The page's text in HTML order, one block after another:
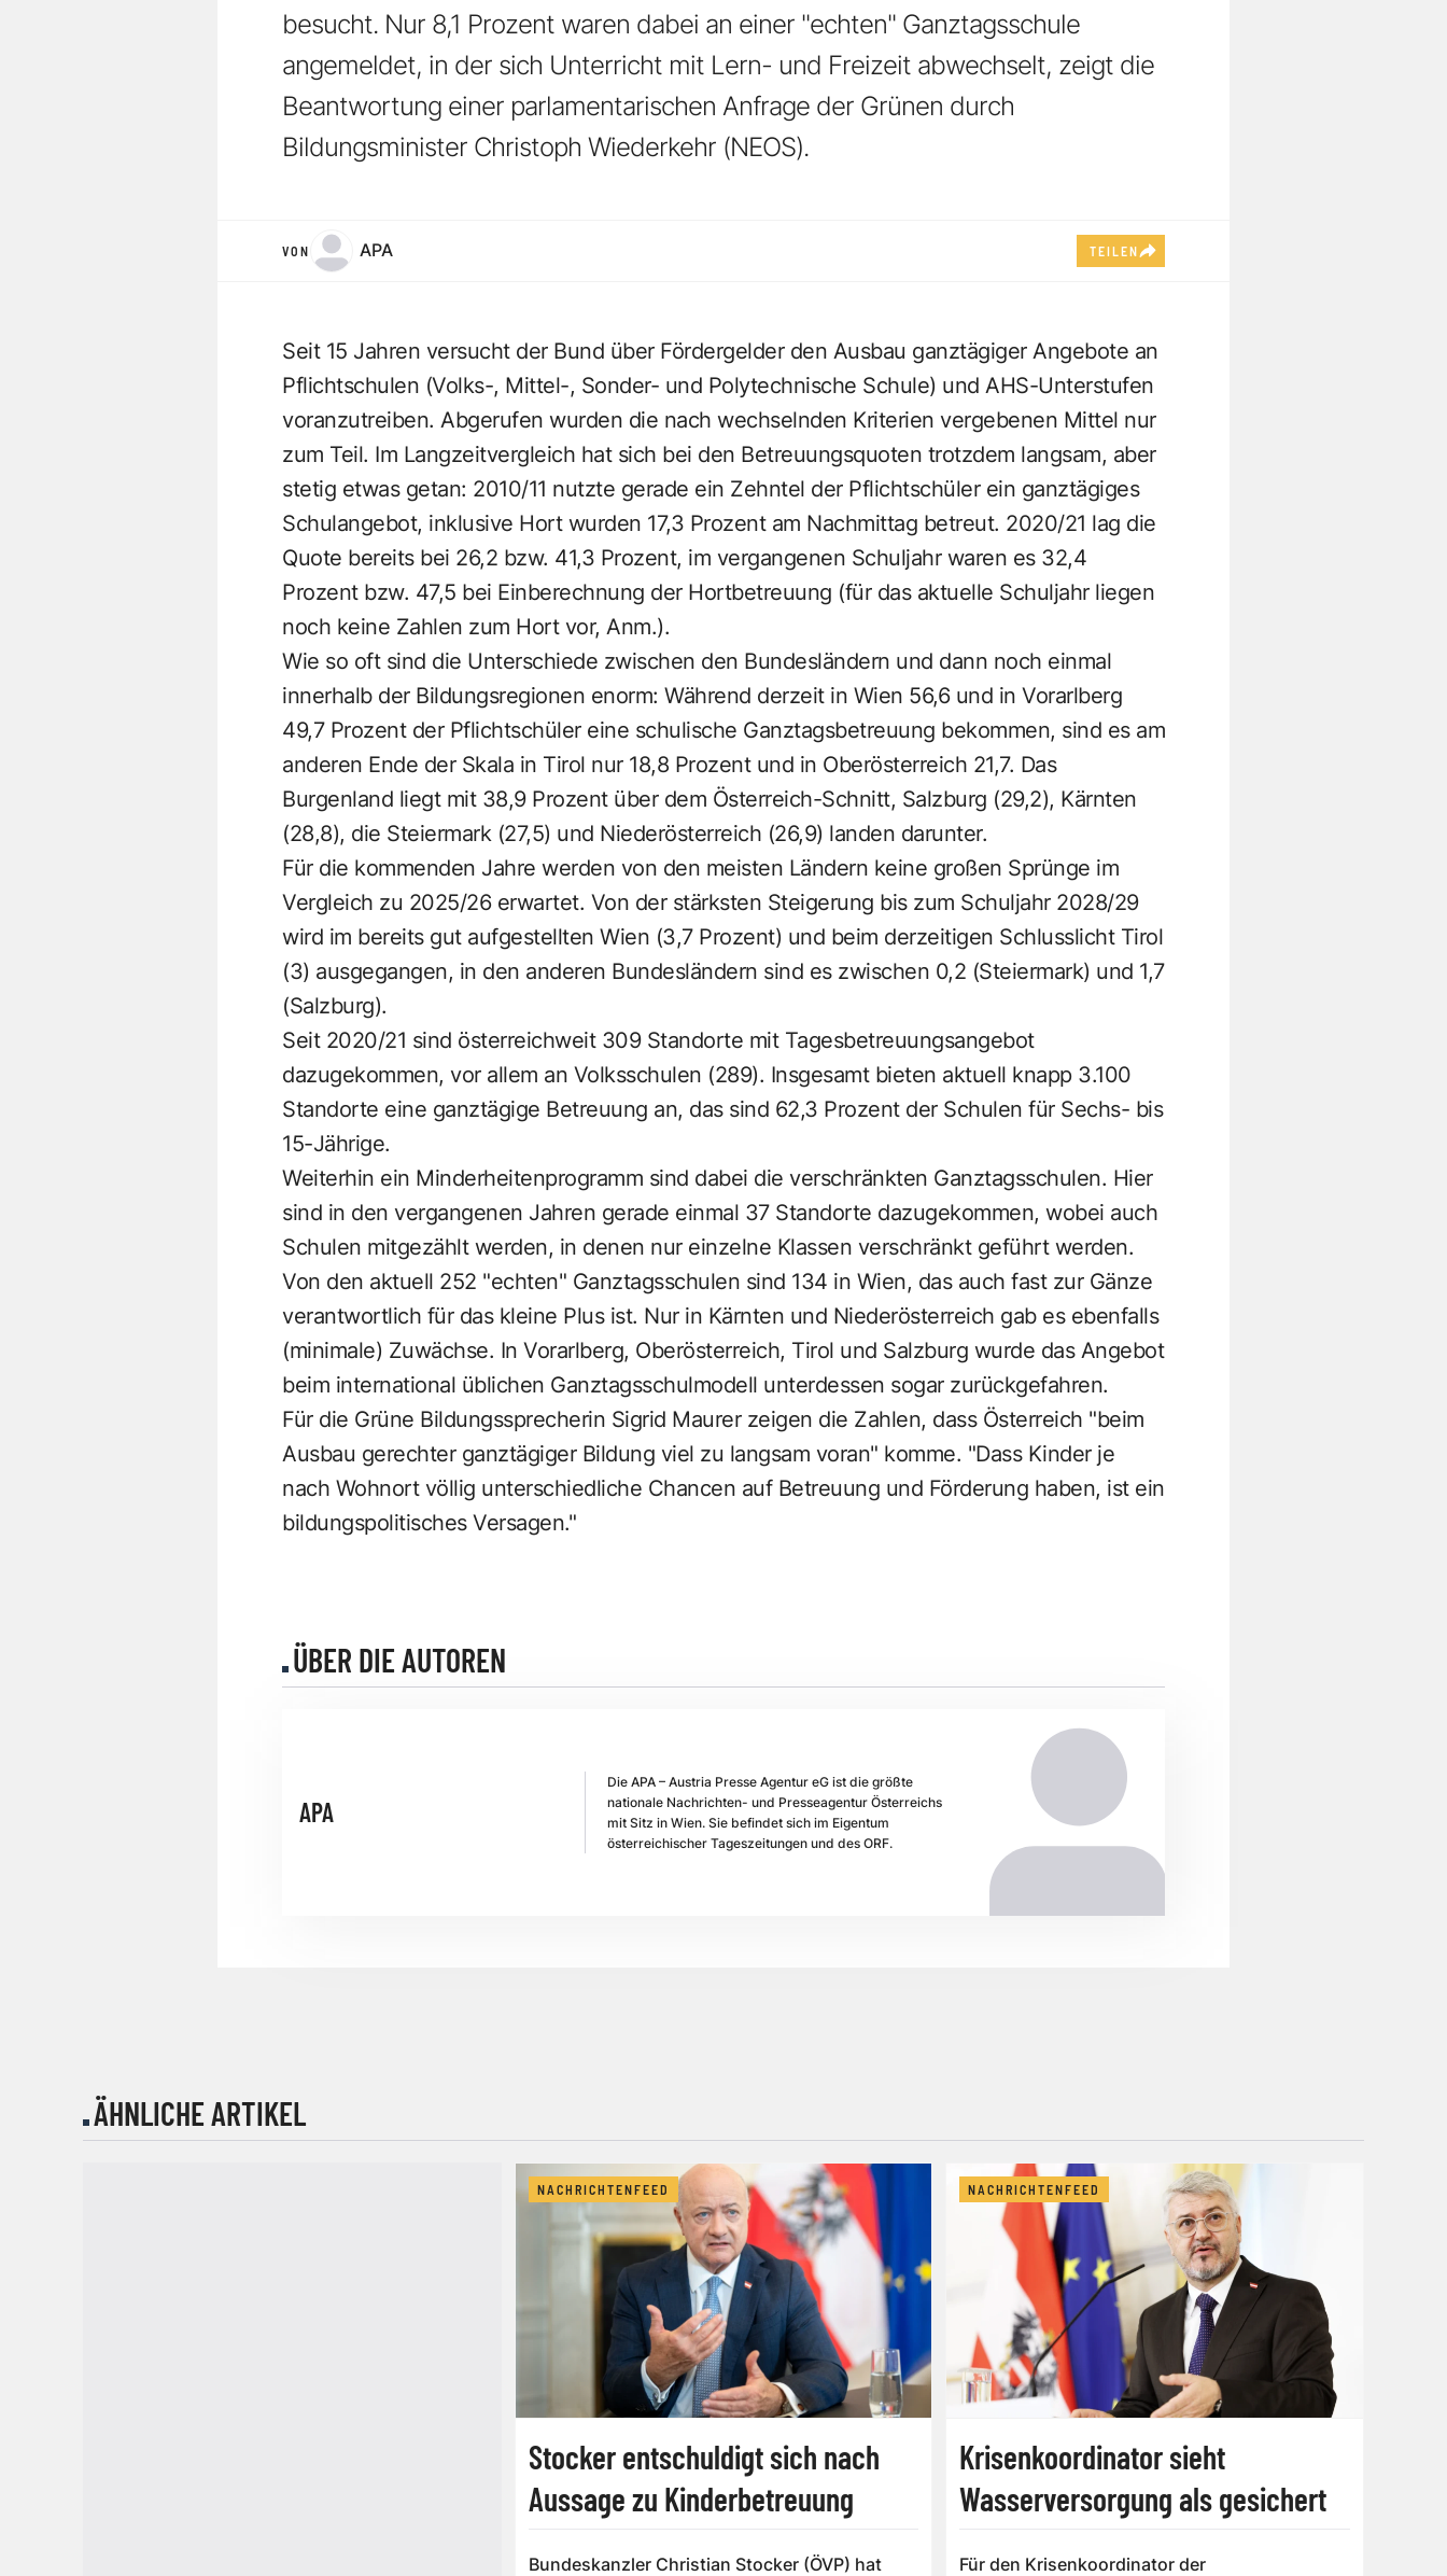
besucht. Nur 8,1 Prozent waren dabei an einer "echten" Ganztagsschule
angemeldet, in der sich Unterricht mit Lern- und Freizeit abwechselt, zeigt die
Beantwortung einer parlamentarischen Anfrage der Grünen durch
Bildungsminister Christoph Wiederkehr (NEOS).
VON APA TEILEN
Seit 15 Jahren versucht der Bund über Fördergelder den Ausbau ganztägiger Angebote an
Pflichtschulen (Volks-, Mittel-, Sonder- und Polytechnische Schule) und AHS-Unterstufen
voranzutreiben. Abgerufen wurden die nach wechselnden Kriterien vergebenen Mittel nur
zum Teil. Im Langzeitvergleich hat sich bei den Betreuungsquoten trotzdem langsam, aber
stetig etwas getan: 2010/11 nutzte gerade ein Zehntel der Pflichtschüler ein ganztägiges
Schulangebot, inklusive Hort wurden 17,3 Prozent am Nachmittag betreut. 2020/21 lag die
Quote bereits bei 26,2 bzw. 41,3 Prozent, im vergangenen Schuljahr waren es 32,4
Prozent bzw. 47,5 bei Einberechnung der Hortbetreuung (für das aktuelle Schuljahr liegen
noch keine Zahlen zum Hort vor, Anm.).
Wie so oft sind die Unterschiede zwischen den Bundesländern und dann noch einmal
innerhalb der Bildungsregionen enorm: Während derzeit in Wien 56,6 und in Vorarlberg
49,7 Prozent der Pflichtschüler eine schulische Ganztagsbetreuung bekommen, sind es am
anderen Ende der Skala in Tirol nur 18,8 Prozent und in Oberösterreich 21,7. Das
Burgenland liegt mit 38,9 Prozent über dem Österreich-Schnitt, Salzburg (29,2), Kärnten
(28,8), die Steiermark (27,5) und Niederösterreich (26,9) landen darunter.
Für die kommenden Jahre werden von den meisten Ländern keine großen Sprünge im
Vergleich zu 2025/26 erwartet. Von der stärksten Steigerung bis zum Schuljahr 2028/29
wird im bereits gut aufgestellten Wien (3,7 Prozent) und beim derzeitigen Schlusslicht Tirol
(3) ausgegangen, in den anderen Bundesländern sind es zwischen 0,2 (Steiermark) und 1,7
(Salzburg).
Seit 2020/21 sind österreichweit 309 Standorte mit Tagesbetreuungsangebot
dazugekommen, vor allem an Volksschulen (289). Insgesamt bieten aktuell knapp 3.100
Standorte eine ganztägige Betreuung an, das sind 62,3 Prozent der Schulen für Sechs- bis
15-Jährige.
Weiterhin ein Minderheitenprogramm sind dabei die verschränkten Ganztagsschulen. Hier
sind in den vergangenen Jahren gerade einmal 37 Standorte dazugekommen, wobei auch
Schulen mitgezählt werden, in denen nur einzelne Klassen verschränkt geführt werden.
Von den aktuell 252 "echten" Ganztagsschulen sind 134 in Wien, das auch fast zur Gänze
verantwortlich für das kleine Plus ist. Nur in Kärnten und Niederösterreich gab es ebenfalls
(minimale) Zuwächse. In Vorarlberg, Oberösterreich, Tirol und Salzburg wurde das Angebot
beim international üblichen Ganztagsschulmodell unterdessen sogar zurückgefahren.
Für die Grüne Bildungssprecherin Sigrid Maurer zeigen die Zahlen, dass Österreich "beim
Ausbau gerechter ganztägiger Bildung viel zu langsam voran" komme. "Dass Kinder je
nach Wohnort völlig unterschiedliche Chancen auf Betreuung und Förderung haben, ist ein
bildungspolitisches Versagen."
ÜBER DIE AUTOREN
APA
Die APA – Austria Presse Agentur eG ist die größte
nationale Nachrichten- und Presseagentur Österreichs
mit Sitz in Wien. Sie befindet sich im Eigentum
österreichischer Tageszeitungen und des ORF.
ÄHNLICHE ARTIKEL
NACHRICHTENFEED
Stocker entschuldigt sich nach
Aussage zu Kinderbetreuung
Bundeskanzler Christian Stocker (ÖVP) hat
NACHRICHTENFEED
Krisenkoordinator sieht
Wasserversorgung als gesichert
Für den Krisenkoordinator der